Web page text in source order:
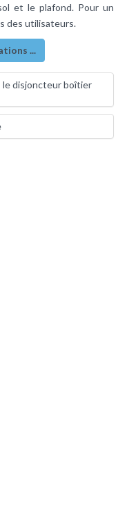
et le plafond. Pour un
des utilisateurs.
...
le disjoncteur boîtier